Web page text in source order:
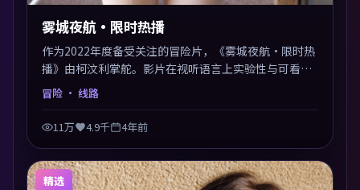
雾城夜航·限时热播
作为2022年度备受关注的冒险片，《雾城夜航·限时热
播》由柯汶利掌舵。影片在视听语言上实验性与可看性
兼顾，人物关系错综复杂，后劲十足。美术与服化还原
年代质感，细节经得起暂停回看。
冒险 · 线路
11万 4.9千 4年前
精选